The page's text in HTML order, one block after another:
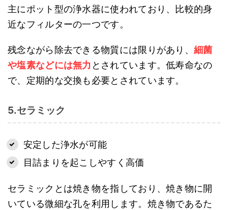
主にポット型の浄水器に使われており、比較的身
近なフィルターの一つです。
残念ながら除去できる物質には限りがあり、 細菌
や塩素などには無力 とされています。低寿命なの
で、定期的な交換も必要とされています。
5.セラミック
安定した浄水が可能
目詰まりを起こしやすく高価
セラミックとは焼き物を指しており、焼き物に開
いている微細な孔を利用します。焼き物であるた